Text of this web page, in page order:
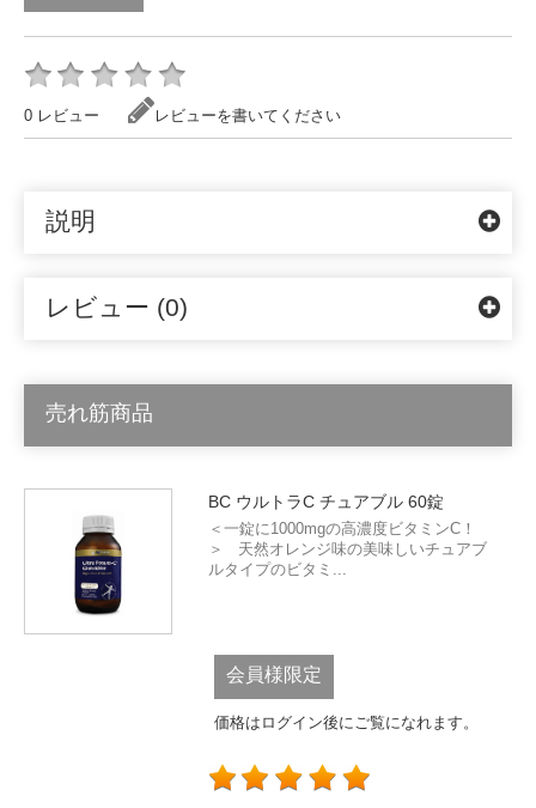
0 レビュー レビューを書いてください
説明
レビュー (0)
売れ筋商品
BC ウルトラC チュアブル 60錠
＜一錠に1000mgの高濃度ビタミンC！
＞ 天然オレンジ味の美味しいチュアブ
ルタイプのビタミ...
会員様限定
価格はログイン後にご覧になれます。